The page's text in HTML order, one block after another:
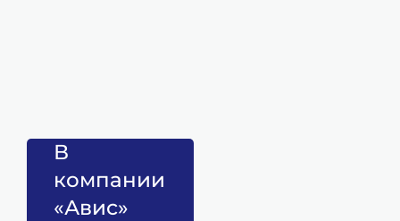
В
компании
«Авис»